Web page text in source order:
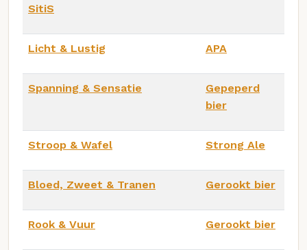
SitiS
Licht & Lustig APA
Spanning & Sensatie
Gepeperd
bier
Stroop & Wafel Strong Ale
Bloed, Zweet & Tranen Gerookt bier
Rook & Vuur Gerookt bier